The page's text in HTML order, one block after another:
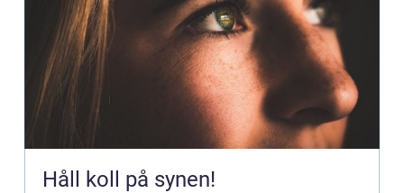
Håll koll på synen!